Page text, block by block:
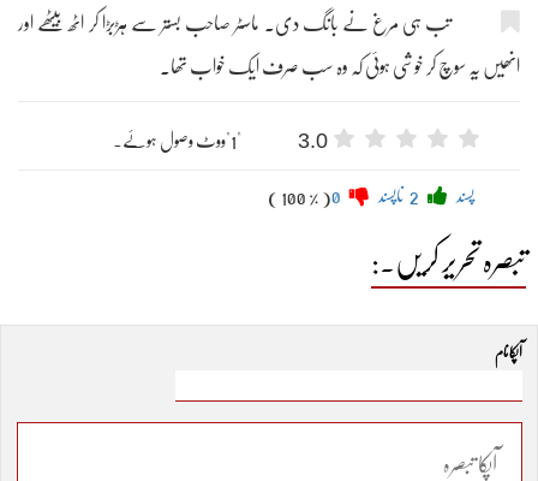
تب ہی مرغ نے بانگ دی۔ ماسٹر صاحب بستر سے ہڑبڑا کر اٹھ بیٹھے اور
انھیں یہ سوچ کر خوشی ہوئی کہ وہ سب صرف ایک خواب تھا۔
3.0 "1"ووٹ وصول ہوئے۔
پسند ناپسند ( 100 % )
تبصرہ تحریر کریں۔:
آپکا نام